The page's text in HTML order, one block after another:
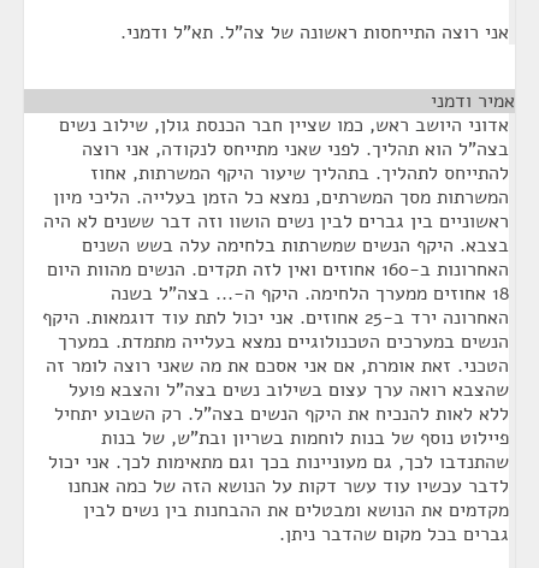
אני רוצה התייחסות ראשונה של צה"ל. תא"ל ודמני.
אמיר ודמני
אדוני היושב ראש, כמו שציין חבר הכנסת גולן, שילוב נשים
בצה"ל הוא תהליך. לפני שאני מתייחס לנקודה, אני רוצה
להתייחס לתהליך. בתהליך שיעור היקף המשרתות, אחוז
המשרתות מסך המשרתים, נמצא כל הזמן בעלייה. הליכי מיון
ראשוניים בין גברים לבין נשים הושוו וזה דבר ששנים לא היה
בצבא. היקף הנשים שמשרתות בלחימה עלה בשש השנים
האחרונות ב-160 אחוזים ואין לזה תקדים. הנשים מהוות היום
18 אחוזים ממערך הלחימה. היקף ה-... בצה"ל בשנה
האחרונה ירד ב-25 אחוזים. אני יכול לתת עוד דוגמאות. היקף
הנשים במערכים הטכנולוגיים נמצא בעלייה מתמדת. במערך
הטכני. זאת אומרת, אם אני אסכם את מה שאני רוצה לומר זה
שהצבא רואה ערך עצום בשילוב נשים בצה"ל והצבא פועל
ללא לאות להנכיח את היקף הנשים בצה"ל. רק השבוע יתחיל
פיילוט נוסף של בנות לוחמות בשריון ובת"ש, של בנות
שהתנדבו לכך, גם מעוניינות בכך וגם מתאימות לכך. אני יכול
לדבר עכשיו עוד עשר דקות על הנושא הזה של כמה אנחנו
מקדמים את הנושא ומבטלים את ההבחנות בין נשים לבין
גברים בכל מקום שהדבר ניתן.